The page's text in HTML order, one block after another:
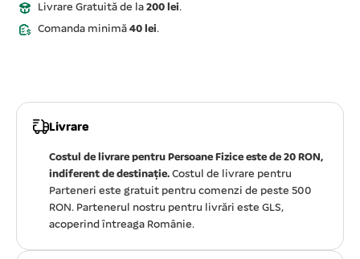
Livrare Gratuită de la 200 lei.
Comanda minimă 40 lei.
Livrare
Costul de livrare pentru Persoane Fizice este de 20 RON,
indiferent de destinație. Costul de livrare pentru
Parteneri este gratuit pentru comenzi de peste 500
RON. Partenerul nostru pentru livrări este GLS,
acoperind întreaga Românie.